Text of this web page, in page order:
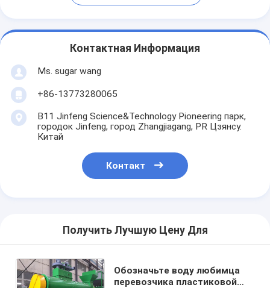
Контактная Информация
Ms. sugar wang
+86-13773280065
B11 Jinfeng Science&Technology Pioneering парк,
городок Jinfeng, город Zhangjiagang, PR Цзянсу.
Китай
Контакт
Получить Лучшую Цену Для
Обозначьте воду любимца
перевозчика пластиковой